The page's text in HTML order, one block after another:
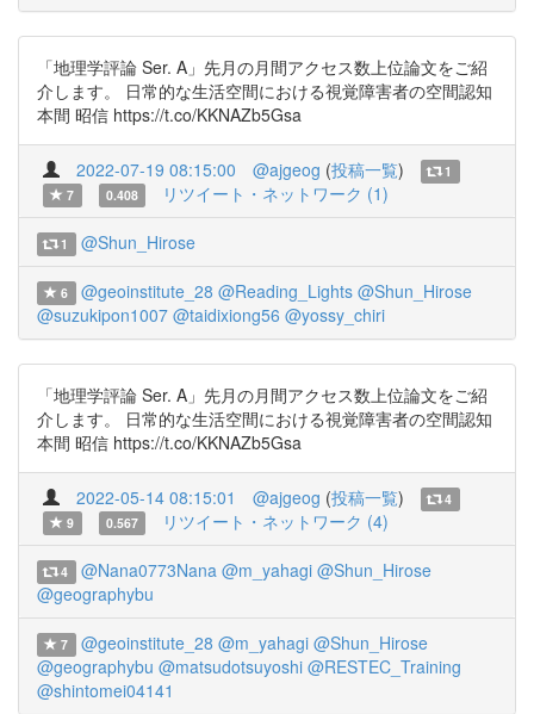
「地理学評論 Ser. A」先月の月間アクセス数上位論文をご紹
介します。 日常的な生活空間における視覚障害者の空間認知
本間 昭信 https://t.co/KKNAZb5Gsa
2022-07-19 08:15:00 @ajgeog (投稿一覧)
1
7
0.408 リツイート・ネットワーク (1)
1 @Shun_Hirose
6 @geoinstitute_28 @Reading_Lights @Shun_Hirose
@suzukipon1007 @taidixiong56 @yossy_chiri
「地理学評論 Ser. A」先月の月間アクセス数上位論文をご紹
介します。 日常的な生活空間における視覚障害者の空間認知
本間 昭信 https://t.co/KKNAZb5Gsa
2022-05-14 08:15:01 @ajgeog (投稿一覧)
4
9
0.567 リツイート・ネットワーク (4)
4 @Nana0773Nana @m_yahagi @Shun_Hirose
@geographybu
7 @geoinstitute_28 @m_yahagi @Shun_Hirose
@geographybu @matsudotsuyoshi @RESTEC_Training
@shintomei04141